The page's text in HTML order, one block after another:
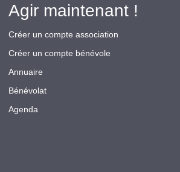
Agir maintenant !
Créer un compte association
Créer un compte bénévole
Annuaire
Bénévolat
Agenda